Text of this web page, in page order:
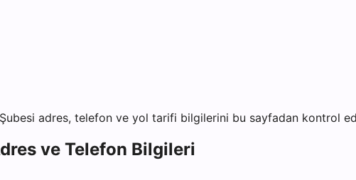
adres, telefon ve yol tarifi bilgilerini bu sayfadan kontrol
ve Telefon Bilgileri